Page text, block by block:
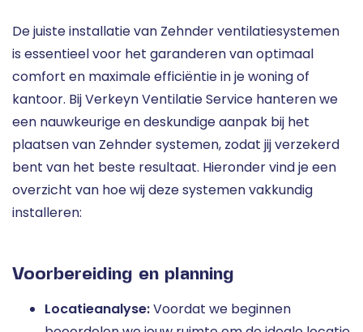
De juiste installatie van Zehnder ventilatiesystemen
is essentieel voor het garanderen van optimaal
comfort en maximale efficiëntie in je woning of
kantoor. Bij Verkeyn Ventilatie Service hanteren we
een nauwkeurige en deskundige aanpak bij het
plaatsen van Zehnder systemen, zodat jij verzekerd
bent van het beste resultaat. Hieronder vind je een
overzicht van hoe wij deze systemen vakkundig
installeren:
Voorbereiding en planning
Locatieanalyse:Voordat we beginnen